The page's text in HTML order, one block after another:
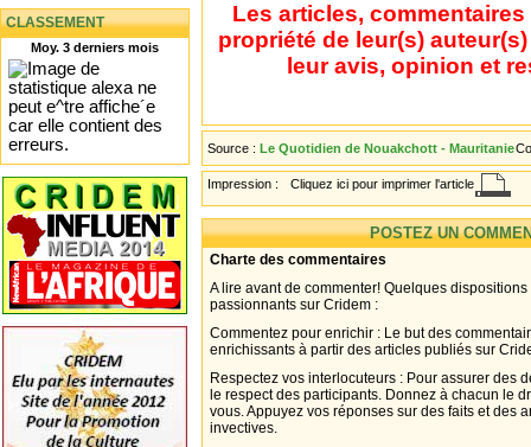
CLASSEMENT
Moy. 3 derniers mois
Les articles,
propriété de leur(s)
leur avis, opinion et
Source : Le Quotidien de Nouakchott - Mauritanie
Impression : Cliquez ici pour imprimer l'article
POSTEZ UN
Charte des commentaires
A lire avant de commenter! Quelques
passionnants sur Cridem :
Commentez pour enrichir : Le but des
enrichissants à partir des articles publiés sur
Respectez vos interlocuteurs : Pour assurer des
le respect des participants. Donnez à chacun le
vous. Appuyez vos réponses sur des faits et des
invectives.